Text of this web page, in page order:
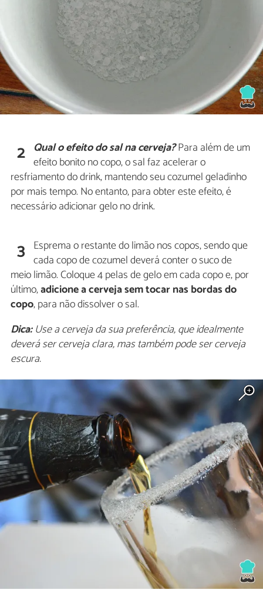
2 Qual o efeito do sal na cerveja?Para além de um
efeito bonito no copo, o sal faz acelerar o
resfriamento do drink, mantendo seu cozumel geladinho
por mais tempo. No entanto, para obter este efeito, é
necessário adicionar gelo no drink.
3 Esprema o restante do limão nos copos, sendo que
cada copo de cozumel deverá conter o suco de
meio limão. Coloque 4 pelas de gelo em cada copo e, por
último,adicione a cerveja sem tocar nas bordas do
copo, para não dissolver o sal.
Dica:Use a cerveja da sua preferência, que idealmente
deverá ser cerveja clara, mas também pode ser cerveja
escura.